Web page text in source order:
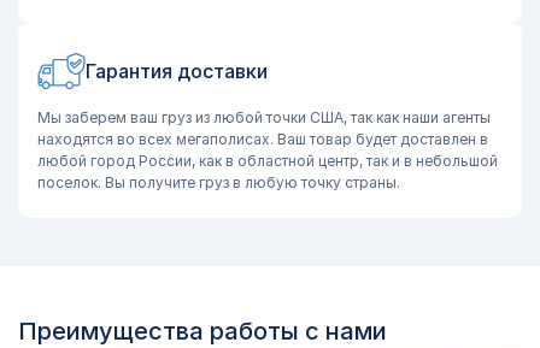
Гарантия доставки
Мы заберем ваш груз из любой точки США, так как наши агенты
находятся во всех мегаполисах. Ваш товар будет доставлен в
любой город России, как в областной центр, так и в небольшой
поселок. Вы получите груз в любую точку страны.
Преимущества работы с нами